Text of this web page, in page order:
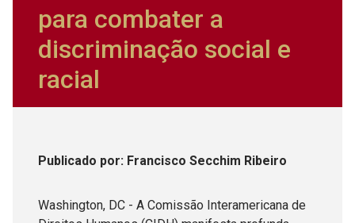
para combater a
discriminação social e
racial
Publicado por: Francisco Secchim Ribeiro
Washington, DC - A Comissão Interamericana de